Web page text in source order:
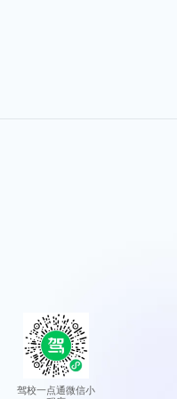
驾校一点通微信小